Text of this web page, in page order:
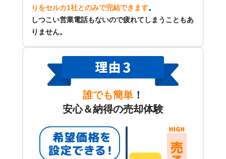
りをセルカ1社とのみで完結できます。
しつこい営業電話もないので疲れてしまうこともあ
りません。
誰でも簡単 ！
安心＆納得の売却体験